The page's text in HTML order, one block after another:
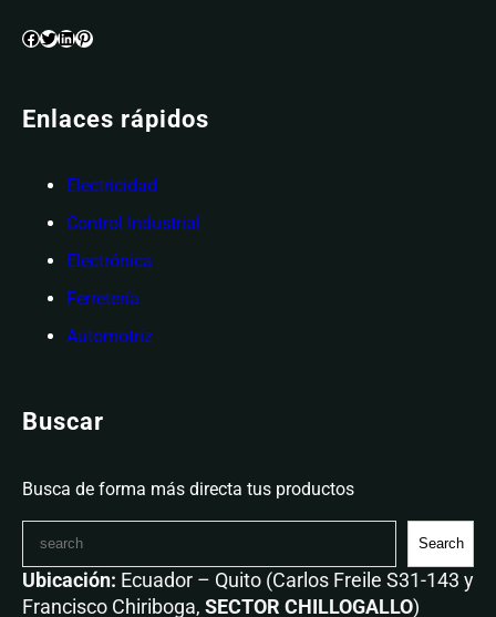
Enlaces rápidos
Electricidad
Control Industrial
Electrónica
Ferretería
Automotriz
Buscar
Busca de forma más directa tus productos
Search
Ubicación: Ecuador – Quito (Carlos Freile S31-143 y
Francisco Chiriboga, SECTOR CHILLOGALLO)